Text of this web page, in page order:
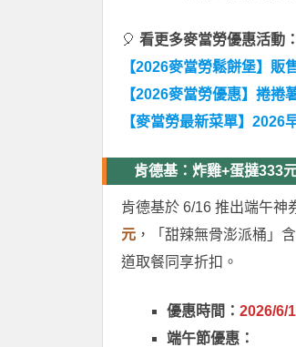
🎈 看更多麥當勞優惠活動：
【2026麥當勞鬆餅堡】販
【2026麥當勞優惠】捲捲
【麥當勞最新菜單】2026
肯德基：炸雞+蛋撻333
肯德基於 6/16 推出端午神
元 ，「甜辣無骨澎派桶」
道取餐同享折扣。
優惠時間： 2026/6/
端午節優惠：